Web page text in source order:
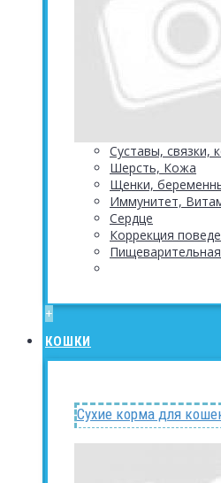
Суставы, связки,
Шерсть, Кожа
Щенки,
Иммунитет,
Сердце
Коррекция
+
КОШКИ
Сухие корма для